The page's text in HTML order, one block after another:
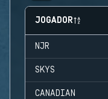
JOGADOR
NJR
SKYS
CANADIAN